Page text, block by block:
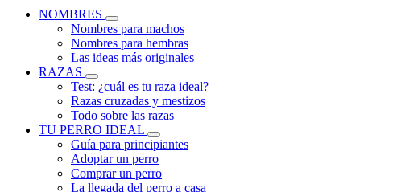
NOMBRES
Nombres para machos
Nombres para hembras
Las ideas más originales
RAZAS
Test: ¿cuál es tu raza ideal?
Razas cruzadas y mestizos
Todo sobre las razas
TU PERRO IDEAL
Guía para principiantes
Adoptar un perro
Comprar un perro
La llegada del perro a casa